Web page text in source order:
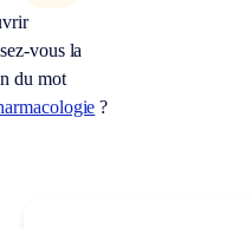
vous la
du mot
?